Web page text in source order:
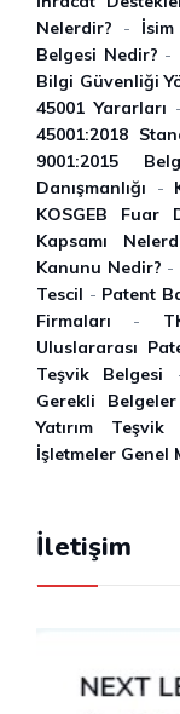
Nelerdir? -
Belgesi Nedir? -
Bilgi Güvenliği
45001 Yararları -
45001:2018
9001:2015
Danışmanlığı -
KOSGEB Fuar
Kapsamı
Kanunu Nedir? -
Tescil - Patent
Firmaları -
Uluslararası
Teşvik Belgesi
Gerekli Belgeler
Yatırım Teşvik
İşletmeler Genel
İletişim